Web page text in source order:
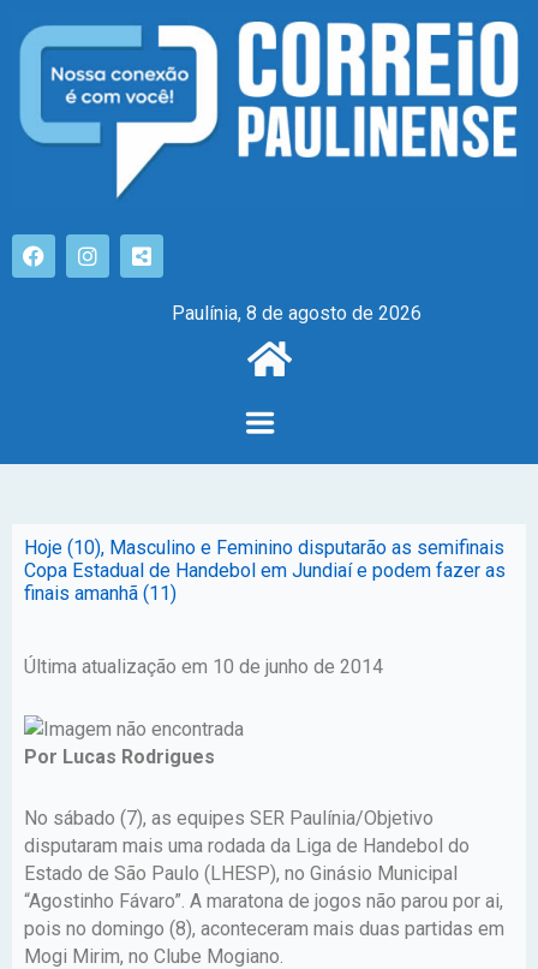
Paulínia, 8 de agosto de 2026
Hoje (10), Masculino e Feminino disputarão as semifinais
Copa Estadual de Handebol em Jundiaí e podem fazer as
finais amanhã (11)
Última atualização em 10 de junho de 2014
Por Lucas Rodrigues
No sábado (7), as equipes SER Paulínia/Objetivo
disputaram mais uma rodada da Liga de Handebol do
Estado de São Paulo (LHESP), no Ginásio Municipal
“Agostinho Fávaro”. A maratona de jogos não parou por ai,
pois no domingo (8), aconteceram mais duas partidas em
Mogi Mirim, no Clube Mogiano.